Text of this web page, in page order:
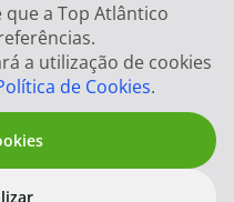
a Top Atlântico
a utilização de cookies
de Cookies.
Atlântico, Viagens e Turismo